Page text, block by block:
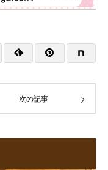
次の記事